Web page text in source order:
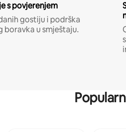
s povjerenjem
gostiju i podrška
boravka u smještaju.